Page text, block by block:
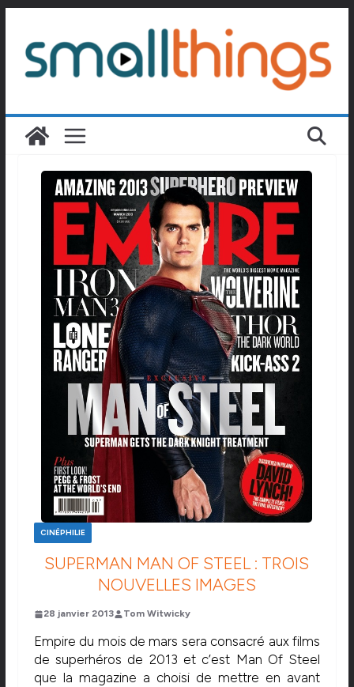
contenu
CINÉPHILIE
SUPERMAN MAN OF STEEL : TROIS
NOUVELLES IMAGES
28 janvier 2013 Tom Witwicky
Empire du mois de mars sera consacré aux films
de superhéros de 2013 et c’est Man Of Steel
que la magazine a choisi de mettre en avant